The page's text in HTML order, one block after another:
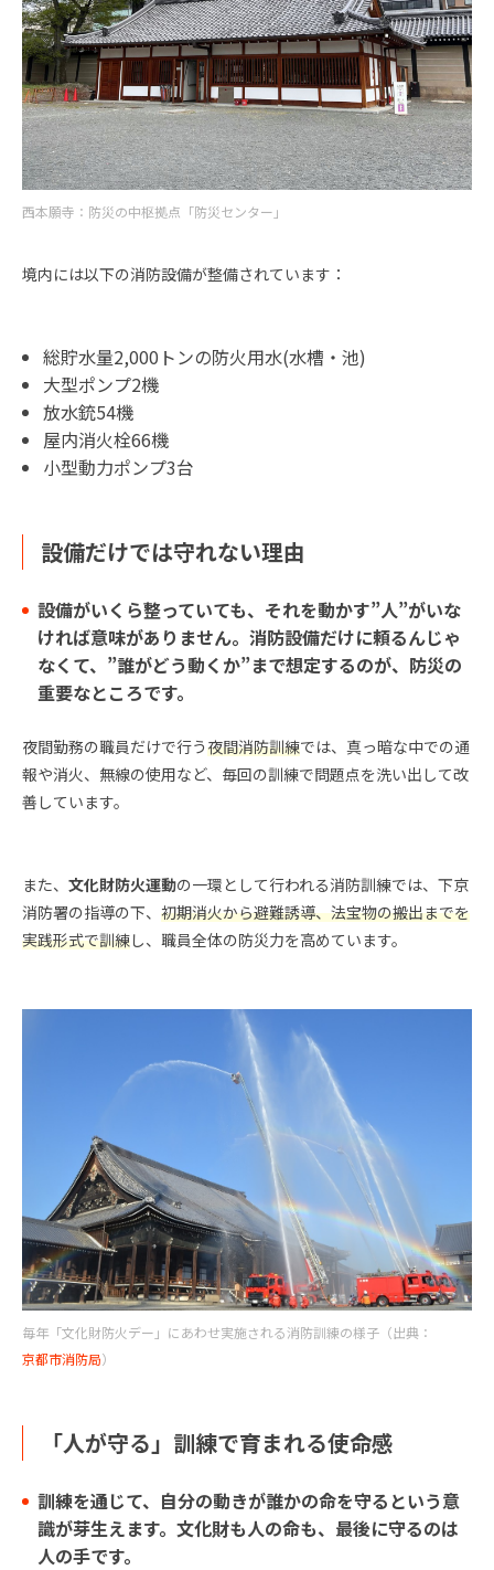
西本願寺：防災の中枢拠点「防災センター」
境内には以下の消防設備が整備されています：
総貯水量2,000トンの防火用水(水槽・池)
大型ポンプ2機
放水銃54機
屋内消火栓66機
小型動力ポンプ3台
設備だけでは守れない理由
設備がいくら整っていても、それを動かす”人”がいな
ければ意味がありません。消防設備だけに頼るんじゃ
なくて、”誰がどう動くか”まで想定するのが、防災の
重要なところです。
夜間勤務の職員だけで行う夜間消防訓練では、真っ暗な中での通
報や消火、無線の使用など、毎回の訓練で問題点を洗い出して改
善しています。
また、 文化財防火運動の一環として行われる消防訓練では、下京
消防署の指導の下、 初期消火から避難誘導、法宝物の搬出までを
実践形式で訓練し、職員全体の防災力を高めています。
毎年「文化財防火デー」にあわせ実施される消防訓練の様子（出典：
京都市消防局）
「人が守る」訓練で育まれる使命感
訓練を通じて、自分の動きが誰かの命を守るという意
識が芽生えます。文化財も人の命も、最後に守るのは
人の手です。